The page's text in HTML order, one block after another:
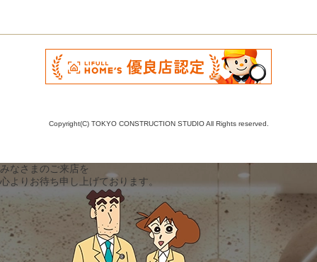
Copyright(C) TOKYO CONSTRUCTION STUDIO All Rights reserved.
みなさまのご来店を
心よりお待ち申し上げております。